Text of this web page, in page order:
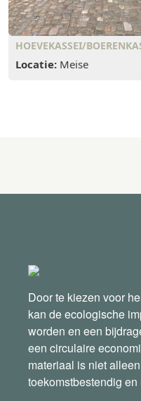
HOEVEKASSEI/
Locatie: Meise
Door te kiezen voor
kan de ecologische
worden en een
een circulaire
materiaal is niet
toekomstbestendig